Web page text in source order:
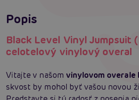
Popis
Black Level Vinyl Jumpsuit
celotelový vinylový overal
Vitajte v našom vinylovom overale
skvost by mohol byť vašou novou